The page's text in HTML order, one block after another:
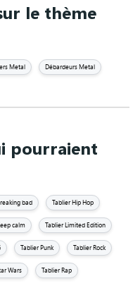
le thème
Metal Débardeurs Metal
pourraient
bad Tablier Hip Hop
calm Tablier Limited Edition
Tablier Punk Tablier Rock
Wars Tablier Rap